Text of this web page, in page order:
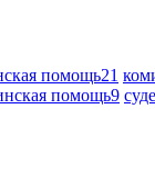
помощь21
помощь9